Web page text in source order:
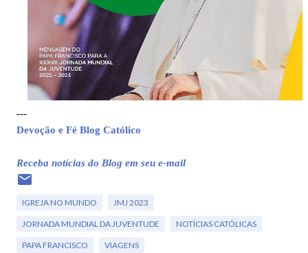
---
Devoção e Fé Blog Católico
Receba notícias do Blog em seu e-mail
IGREJA NO MUNDO JMJ 2023
JORNADA MUNDIAL DA JUVENTUDE NOTÍCIAS CATÓLICAS
PAPA FRANCISCO VIAGENS